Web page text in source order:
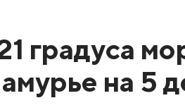
градуса
на 5